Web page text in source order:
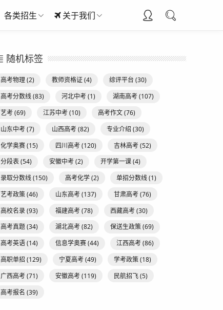
各类招生 关于我们
随机标签
高考物理(2) 教师资格证(4) 综评平台 (30)
高考分数线(83) 河北中考(1) 湖南高考(107)
艺考(69) 江苏中考(10) 高考作文(76)
山东中考(7) 山西高考(82) 专业介绍 (30)
化学奥赛(15) 四川高考(120) 吉林高考(52)
分段表(54) 安徽中考(2) 开学第一课(4)
录取分数线(150) 高考化学(2) 单招分数线(1)
艺考政策(46) 山东高考(137) 甘肃高考(76)
高校名录(93) 福建高考(78) 西藏高考(30)
高考真题(34) 湖北高考(82) 保送生政策(69)
高考英语(14) 信息学奥赛(44) 江西高考(86)
高职单招 (129) 宁夏高考(49) 学考政策(18)
广西高考(71) 安徽高考(119) 民航招飞(5)
高考报名 (39)